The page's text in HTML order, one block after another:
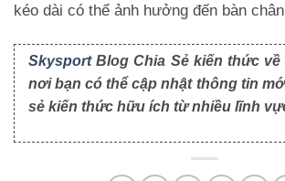
kéo dài có thể ảnh hưởng đến bàn
SkysportBlog Chia Sẻ kiến thức về
nơi bạn có thể cập nhật thông tin
sẻ kiến thức hữu ích từ nhiều lĩnh